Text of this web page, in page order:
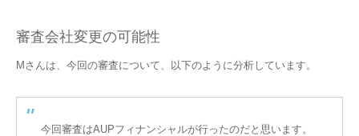
審査会社変更の可能性
Mさんは、今回の審査について、以下のように分析しています。
今回審査はAUPフィナンシャルが行ったのだと思います。